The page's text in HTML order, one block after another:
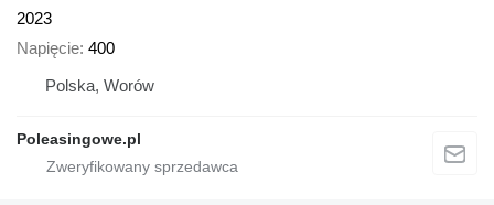
2023
Napięcie 400
Polska, Worów
Poleasingowe.pl